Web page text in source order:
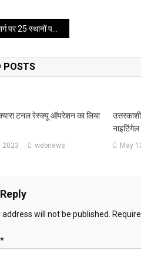
पर मिल रही ई चार्जिंग की सुविधा
POSTS
टनल रेस्क्यू ऑपरेशन का लिया
2023 webnews May
will not be published.
*